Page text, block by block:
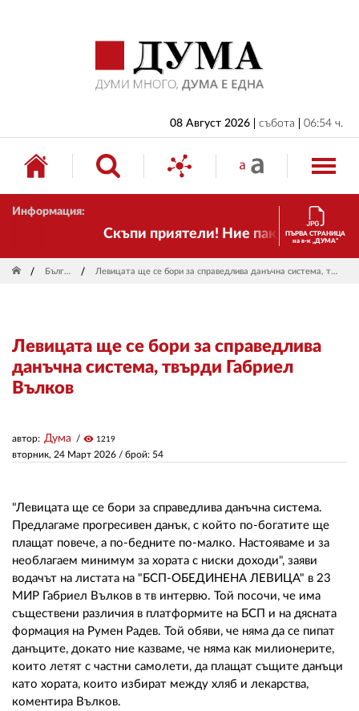
08 Август 2026 събота 06:54 ч.
Информация:
Скъпи приятели! Ние пак сме тук!
ПЪРВА СТРАНИЦА
на в-к „ДУМА“
България Левицата ще се бори за справедлива данъчна система, твърди Габриел Вълков
Левицата ще се бори за справедлива
данъчна система, твърди Габриел
Вълков
вторник, 24 Март 2026 / брой: 54
автор: Дума visibility 1219
"Левицата ще се бори за справедлива данъчна система.
Предлагаме прогресивен данък, с който по-богатите ще
плащат повече, а по-бедните по-малко. Настояваме и за
необлагаем минимум за хората с ниски доходи", заяви
водачът на листата на "БСП-ОБЕДИНЕНА ЛЕВИЦА" в 23
МИР Габриел Вълков в тв интервю. Той посочи, че има
съществени различия в платформите на БСП и на дясната
формация на Румен Радев. Той обяви, че няма да се пипат
данъците, докато ние казваме, че няма как милионерите,
които летят с частни самолети, да плащат същите данъци
като хората, които избират между хляб и лекарства,
коментира Вълков.
БЪЛГАРИЯ
ИКОНОМИКА
ИЗБОРИ
СВЯТ
ДРУГИ
РЕДАКЦИЯ
РЕКЛАМА
АБОНАМЕНТ
УСЛОВИЯ ЗА ПОЛЗВАНЕ
ПОЛИТИКА ЗА БИСКВИТКИТЕ
ПОЛИТИКАТА ЗА
ПОВЕРИТЕЛНОСТ